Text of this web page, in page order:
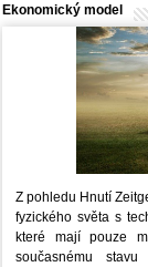
Ekonomický model
Z pohledu Hnutí
fyzického světa s
které mají pouze
současnému